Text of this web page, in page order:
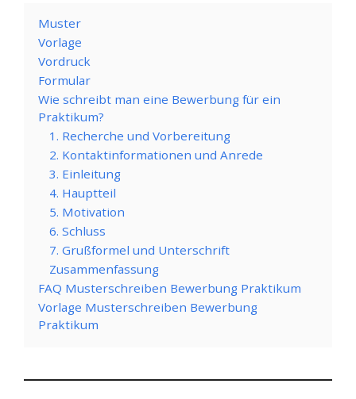
Muster
Vorlage
Vordruck
Formular
Wie schreibt man eine Bewerbung für ein
Praktikum?
1. Recherche und Vorbereitung
2. Kontaktinformationen und Anrede
3. Einleitung
4. Hauptteil
5. Motivation
6. Schluss
7. Grußformel und Unterschrift
Zusammenfassung
FAQ Musterschreiben Bewerbung Praktikum
Vorlage Musterschreiben Bewerbung
Praktikum